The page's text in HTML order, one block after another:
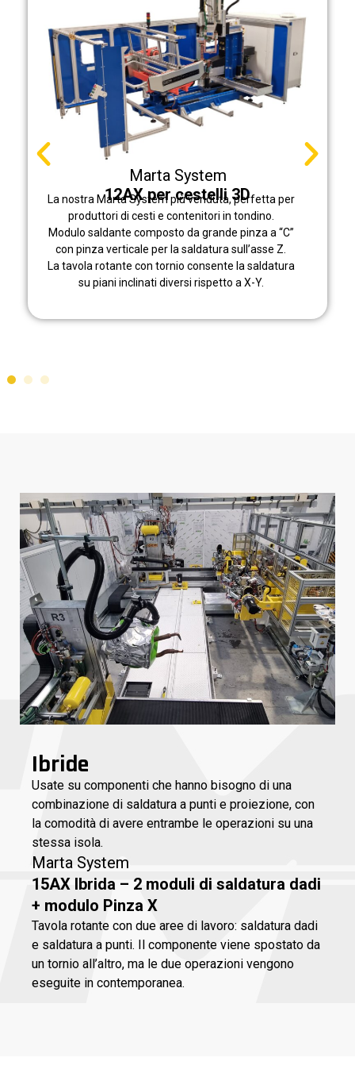
Marta System
12AX per cestelli 3D
La nostra Marta System più venduta, perfetta per
produttori di cesti e contenitori in tondino.
Modulo saldante composto da grande pinza a “C”
con pinza verticale per la saldatura sull’asse Z.
La tavola rotante con tornio consente la saldatura
su piani inclinati diversi rispetto a X-Y.
Ibride
Usate su componenti che hanno bisogno di una
combinazione di saldatura a punti e proiezione, con
la comodità di avere entrambe le operazioni su una
stessa isola.
Marta System
15AX Ibrida – 2 moduli di saldatura dadi
+ modulo Pinza X
Tavola rotante con due aree di lavoro: saldatura dadi
e saldatura a punti. Il componente viene spostato da
un tornio all’altro, ma le due operazioni vengono
eseguite in contemporanea.